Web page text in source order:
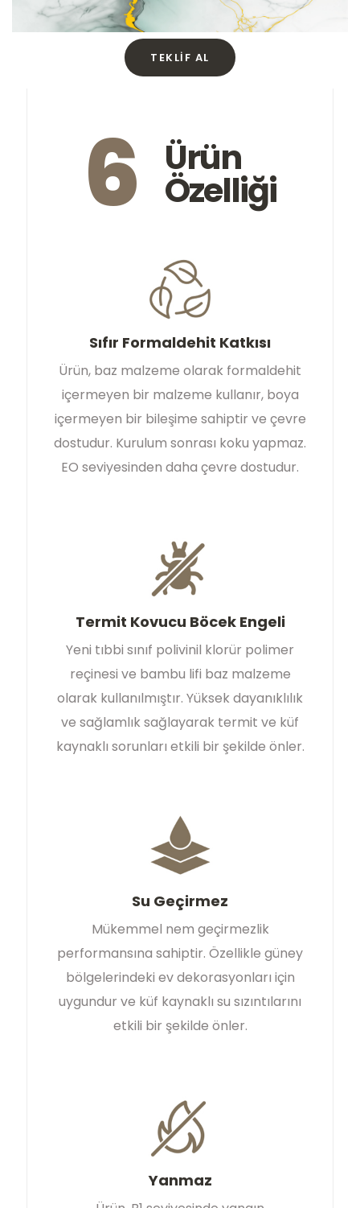
TEKLIF AL
6 Ürün
Özelliği
Sıfır Formaldehit Katkısı
Ürün, baz malzeme olarak formaldehit
içermeyen bir malzeme kullanır, boya
içermeyen bir bileşime sahiptir ve çevre
dostudur. Kurulum sonrası koku yapmaz.
EO seviyesinden daha çevre dostudur.
Termit Kovucu Böcek Engeli
Yeni tıbbi sınıf polivinil klorür polimer
reçinesi ve bambu lifi baz malzeme
olarak kullanılmıştır. Yüksek dayanıklılık
ve sağlamlık sağlayarak termit ve küf
kaynaklı sorunları etkili bir şekilde önler.
Su Geçirmez
Mükemmel nem geçirmezlik
performansına sahiptir. Özellikle güney
bölgelerindeki ev dekorasyonları için
uygundur ve küf kaynaklı su sızıntılarını
etkili bir şekilde önler.
Yanmaz